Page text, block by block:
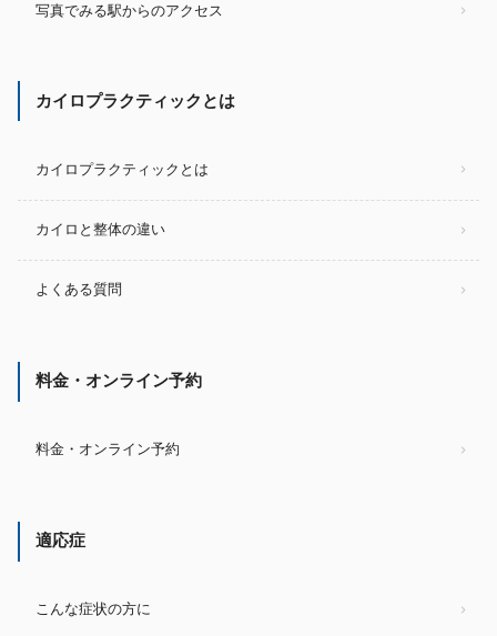
写真でみる駅からのアクセス
カイロプラクティックとは
カイロプラクティックとは
カイロと整体の違い
よくある質問
料金・オンライン予約
料金・オンライン予約
適応症
こんな症状の方に